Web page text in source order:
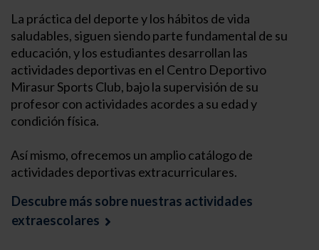
La práctica del deporte y los hábitos de vida
saludables, siguen siendo parte fundamental de su
educación, y los estudiantes desarrollan las
actividades deportivas en el Centro Deportivo
Mirasur Sports Club, bajo la supervisión de su
profesor con actividades acordes a su edad y
condición física.
Así mismo, ofrecemos un amplio catálogo de
actividades deportivas extracurriculares.
Descubre más sobre nuestras actividades
extraescolares